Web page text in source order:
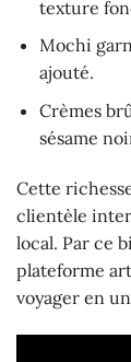
texture
Mochi
ajouté.
Crèmes
sésame
Cette
clientèle
local. Par ce
plateforme
voyager en